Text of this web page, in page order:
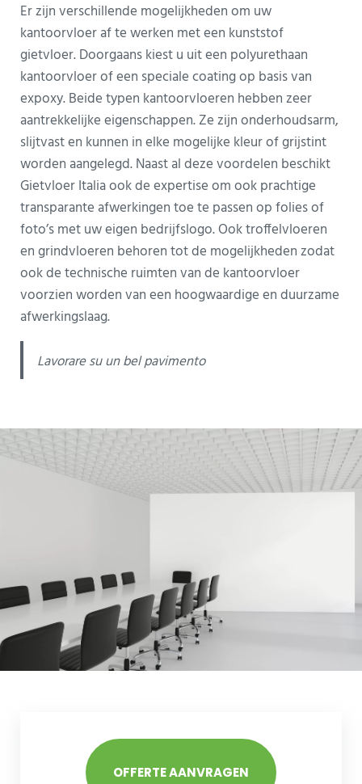
Er zijn verschillende mogelijkheden om uw
kantoorvloer af te werken met een kunststof
gietvloer. Doorgaans kiest u uit een polyurethaan
kantoorvloer of een speciale coating op basis van
expoxy. Beide typen kantoorvloeren hebben zeer
aantrekkelijke eigenschappen. Ze zijn onderhoudsarm,
slijtvast en kunnen in elke mogelijke kleur of grijstint
worden aangelegd. Naast al deze voordelen beschikt
Gietvloer Italia ook de expertise om ook prachtige
transparante afwerkingen toe te passen op folies of
foto’s met uw eigen bedrijfslogo. Ook troffelvloeren
en grindvloeren behoren tot de mogelijkheden zodat
ook de technische ruimten van de kantoorvloer
voorzien worden van een hoogwaardige en duurzame
afwerkingslaag.
Lavorare su un bel pavimento
OFFERTE AANVRAGEN